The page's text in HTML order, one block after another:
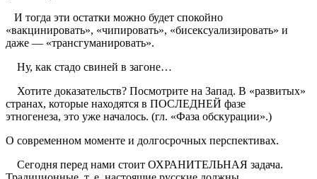
И тогда эти остатки можно будет спокойно
«вакцинировать», «чипировать», «бисексуализировать» и
даже — «трансгуманировать».
Ну, как стадо свиней в загоне…
Хотите доказательств? Посмотрите на Запад. В «развитых»
странах, которые находятся в ПОСЛЕДНЕЙ фазе
этногенеза, это уже началось. (гл. «Фаза обскурации».)
О современном моменте и долгосрочных перспективах.
Сегодня перед нами стоит ОХРАНИТЕЛЬНАЯ задача.